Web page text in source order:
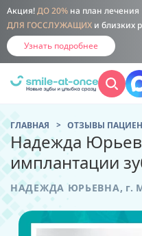
Акция! ДО 20% на план лечения
ДЛЯ ГОССЛУЖАЩИХ и близких
Узнать подробнее
ГЛАВНАЯ ОТЗЫВЫ
Надежда
имплантации
НАДЕЖДА ЮРЬЕВНА, г.